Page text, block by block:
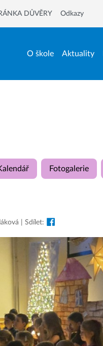
O škole Aktuality
DŮVĚRY Odkazy
Fotogalerie
| Sdílet: